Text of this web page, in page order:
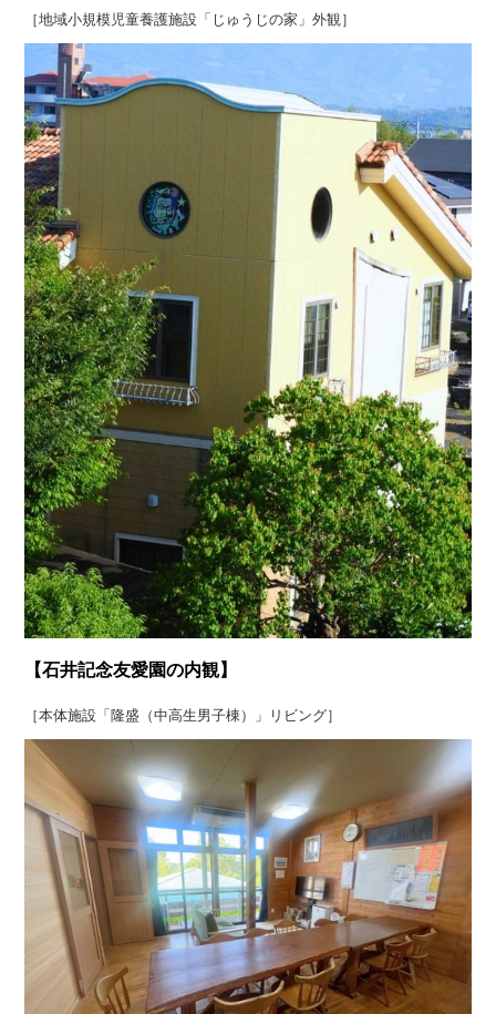
［地域小規模児童養護施設「じゅうじの家」外観］
【石井記念友愛園の内観】
［本体施設「隆盛（中高生男子棟）」リビング］